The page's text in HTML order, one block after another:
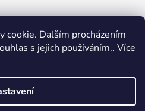
cookie. Dalším procházením
s jejich používáním.. Více
(19%)